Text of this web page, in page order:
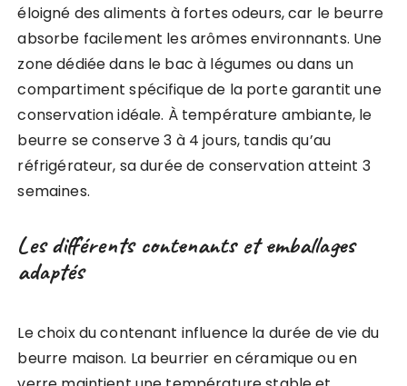
éloigné des aliments à fortes odeurs, car le beurre
absorbe facilement les arômes environnants. Une
zone dédiée dans le bac à légumes ou dans un
compartiment spécifique de la porte garantit une
conservation idéale. À température ambiante, le
beurre se conserve 3 à 4 jours, tandis qu’au
réfrigérateur, sa durée de conservation atteint 3
semaines.
Les différents contenants et emballages
adaptés
Le choix du contenant influence la durée de vie du
beurre maison. La beurrier en céramique ou en